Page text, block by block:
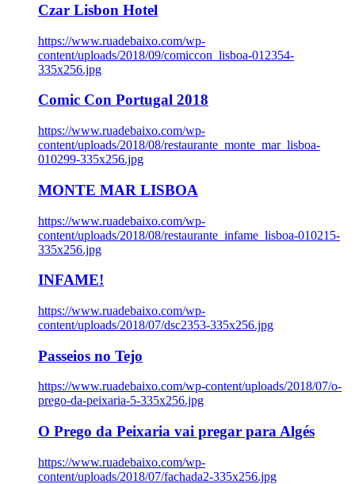
Czar Lisbon Hotel
https://www.ruadebaixo.com/wp-
content/uploads/2018/09/comiccon_lisboa-012354-
335x256.jpg
Comic Con Portugal 2018
https://www.ruadebaixo.com/wp-
content/uploads/2018/08/restaurante_monte_mar_lisboa-
010299-335x256.jpg
MONTE MAR LISBOA
https://www.ruadebaixo.com/wp-
content/uploads/2018/08/restaurante_infame_lisboa-010215-
335x256.jpg
INFAME!
https://www.ruadebaixo.com/wp-
content/uploads/2018/07/dsc2353-335x256.jpg
Passeios no Tejo
https://www.ruadebaixo.com/wp-content/uploads/2018/07/o-
prego-da-peixaria-5-335x256.jpg
O Prego da Peixaria vai pregar para Algés
https://www.ruadebaixo.com/wp-
content/uploads/2018/07/fachada2-335x256.jpg